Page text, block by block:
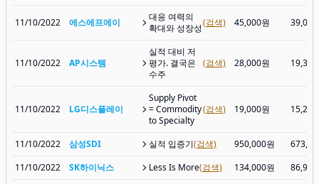
11/10/2022 에스에프에이
대응 여력의
확대와 성장성(검색) 45,000원
11/10/2022 AP시스템
실적 대비 저
평가. 결국은
수주
(검색) 28,000원
11/10/2022 LG디스플레이
Supply Pivot
= Commodity
to Specialty
(검색) 19,000원
11/10/2022 삼성SDI 실적 입증기(검색) 950,000원
11/10/2022
SK하이닉스 Less Is More(검색) 134,000원